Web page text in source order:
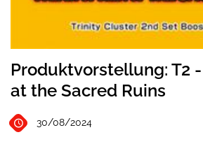
Produktvorstellung: T2
at the Sacred Ruins
30/08/2024